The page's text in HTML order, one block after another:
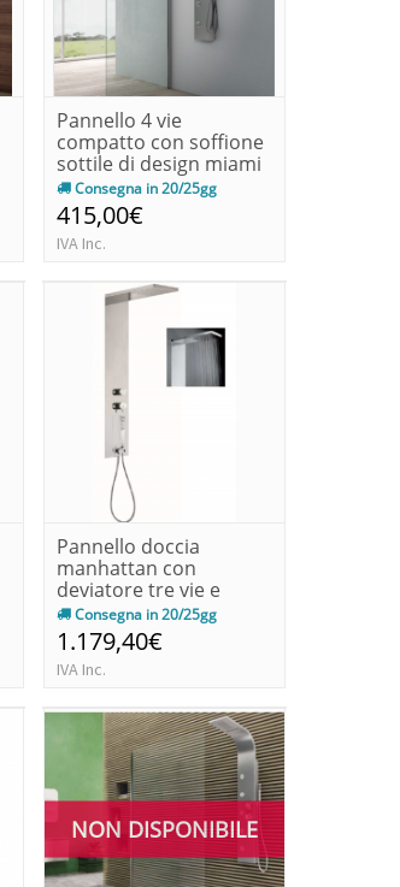
Pannello 4 vie
compatto con soffione
sottile di design miami
evoConsegna in 20/25gg
415,00€
IVA Inc.
Pannello doccia
manhattan con
deviatore tre vie e
accessori |boss...
Consegna in 20/25gg
1.179,40€
IVA Inc.
NON DISPONIBILE